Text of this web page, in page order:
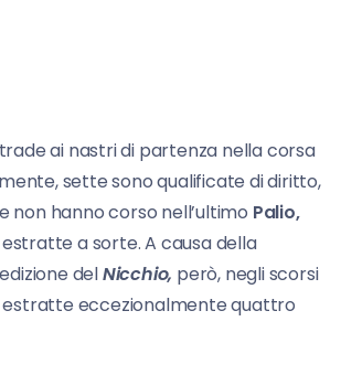
ai nastri di partenza nella corsa
sette sono qualificate di diritto,
non hanno corso nell’ultimo Palio,
a sorte. A causa della
delNicchio, però, negli scorsi
estratte eccezionalmente quattro